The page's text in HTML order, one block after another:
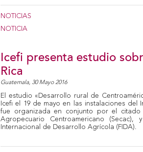
NOTICIAS
NOTICIA
Icefi presenta estudio
Rica
Guatemala, 30 Mayo 2016
El estudio «Desarrollo rural de
Icefi el 19 de mayo en las instalaciones del
fue organizada en conjunto por el citado
Agropecuario Centroamericano
Internacional de Desarrollo Agrícola (FIDA).